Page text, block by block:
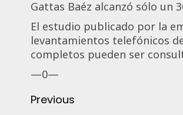
Gattas Baéz alcanzó sólo un
El estudio publicado por la
levantamientos telefónicos
completos pueden ser
—0—
Previous